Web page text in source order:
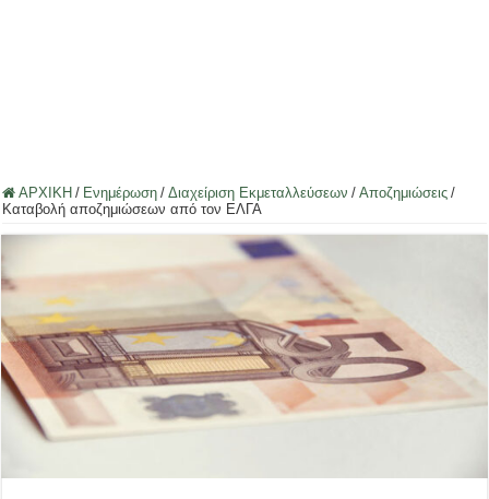
ΑΡΧΙΚΗ / Ενημέρωση / Διαχείριση Εκμεταλλεύσεων / Αποζημιώσεις /
Καταβολή αποζημιώσεων από τον ΕΛΓΑ